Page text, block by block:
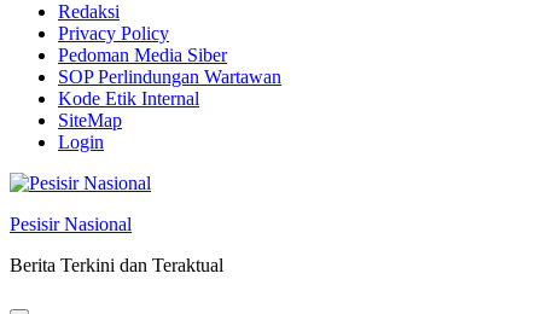
Redaksi
Privacy Policy
Pedoman Media Siber
SOP Perlindungan Wartawan
Kode Etik Internal
SiteMap
Login
Pesisir Nasional
Berita Terkini dan Teraktual